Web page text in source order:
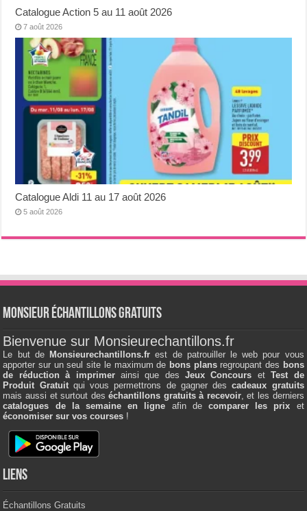
Catalogue Action 5 au 11 août 2026
7 août 2026
Catalogue Aldi 11 au 17 août 2026
5 août 2026
Monsieur échantillons Gratuits
Bienvenue sur Monsieurechantillons.fr
Le but de Monsieurechantillons.fr est de patrouiller le web pour vous
apporter sur un seul site le maximum de bons plansregroupant des bons
de réduction à imprimerainsi que desJeux Concours etTest de
Produit Gratuitqui vous permettrons de gagner descadeaux gratuits
mais aussi et surtout deséchantillons gratuits à recevoir, et les derniers
catalogues de la semaine en ligne afin de comparer les prix et
économiser sur vos courses !
Liens
Échantillons Gratuits